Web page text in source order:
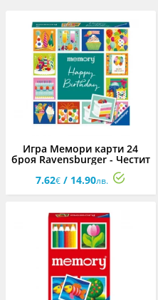
Игра Мемори карти 24
броя Ravensburger - Честит
7.62€ / 14.90лв.